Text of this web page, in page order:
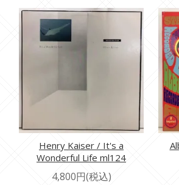
Henry Kaiser / It's a
Wonderful Life ml124
4,800円(税込)